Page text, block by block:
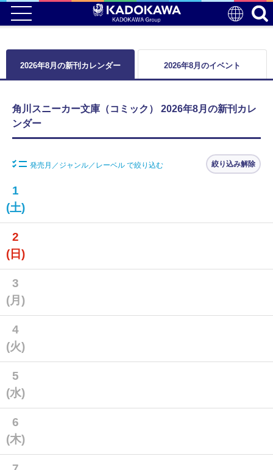
2026年8月の新刊カレンダー 2026年8月のイベント
角川スニーカー文庫（コミック） 2026年8月の新刊カレ
ンダー
発売月／ジャンル／レーベル で絞り込む 絞り込み解除
1
(土)
2
(日)
3
(月)
4
(火)
5
(水)
6
(木)